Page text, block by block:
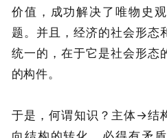
价值，成功解决了唯物史
题。并且，经济的社会形态
统一的，在于它是社会形态
的构件。
于是，何谓知识？主体→结